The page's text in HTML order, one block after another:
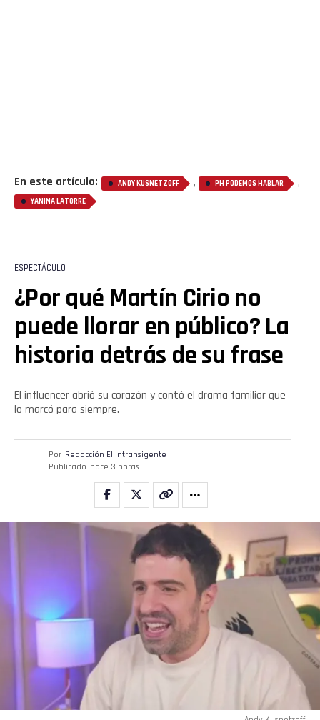
En este artículo: ANDY KUSNETZOFF , PH PODEMOS HABLAR ,
YANINA LATORRE
ESPECTÁCULO
¿Por qué Martín Cirio no
puede llorar en público? La
historia detrás de su frase
El influencer abrió su corazón y contó el drama familiar que
lo marcó para siempre.
Por Redacción El intransigente
Publicado hace 3 horas